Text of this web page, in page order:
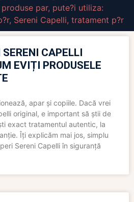
produse par, pute?i utiliza:
, Sereni Capelli, tratament p?r
CAPELLI
EVIȚI PRODUSELE
apar și copiile. Dacă vrei
original, e important să știi de
exact tratamentul autentic, la
Îți explicăm mai jos, simplu
Sereni Capelli în siguranță